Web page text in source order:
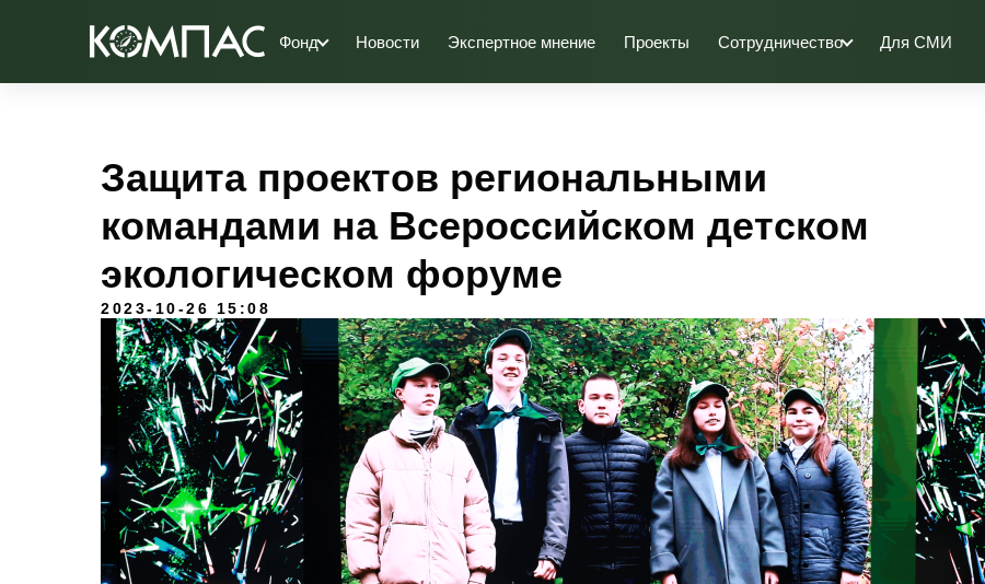
Фонд Новости Экспертное мнение Проекты Сотрудничество Для СМИ
Защита проектов региональными
командами на Всероссийском детском
экологическом форуме
2023-10-26 15:08